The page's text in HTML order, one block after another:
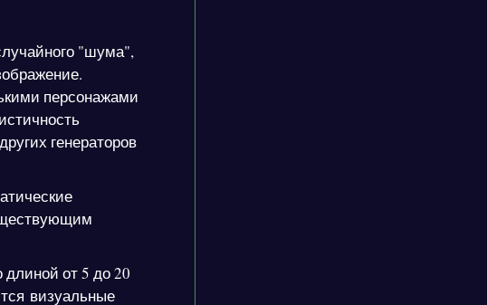
"шума",
персонажами
генераторов
от 5 до 20
визуальные